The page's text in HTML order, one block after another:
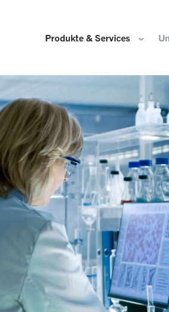
Produkte & Services
Aktuatorik
Lösungen
Wer wir sind
Organisation & Gremien
Kultur und Werte
Nachhaltigkeit
Unsere Herkunft